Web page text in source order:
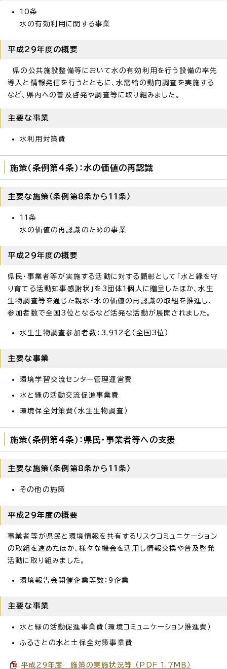
10条
水の有効利用に関する事業
平成29年度の概要
県の公共施設整備等において水の有効利用を行う設備の率先
導入と情報発信を行うとともに、水需給の動向調査を実施する
など、県内への普及啓発や調査等に取り組みました。
主要な事業
水利用対策費
施策（条例第4条）：水の価値の再認識
主要な施策（条例第8条から11条）
11条
水の価値の再認識のための事業
平成29年度の概要
県民・事業者等が実施する活動に対する顕彰として「水と緑を守
り育てる活動知事感謝状」を3団体1個人に贈呈したほか、水生
生物調査等を通じた親水・水の価値の再認識の取組を推進し、
参加者数で全国3位となるなど活発な活動が展開されました。
水生生物調査参加者数：3,912名（全国3位）
主要な事業
環境学習交流センター管理運営費
水と緑の活動交流促進事業費
環境保全対策費（水生生物調査）
施策（条例第4条）：県民・事業者等への支援
主要な施策（条例第8条から11条）
その他の施策
平成29年度の概要
事業者等が県民と環境情報を共有するリスクコミュニケーション
の取組を進めたほか、様々な機会を活用し情報交換や普及啓発
活動に取り組みました。
環境報告会開催企業等数：9企業
主要な事業
水と緑の活動促進事業費（環境コミュニケーション推進費）
ふるさとの水と土保全対策事業費
平成29年度 施策の実施状況等 （PDF 1.7MB）